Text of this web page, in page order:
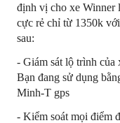
định vị cho xe Winner
cực rẻ chỉ từ 1350k
sau:
- Giám sát lộ trình của
Bạn đang sử dụng
Minh-T gps
- Kiểm soát mọi điểm